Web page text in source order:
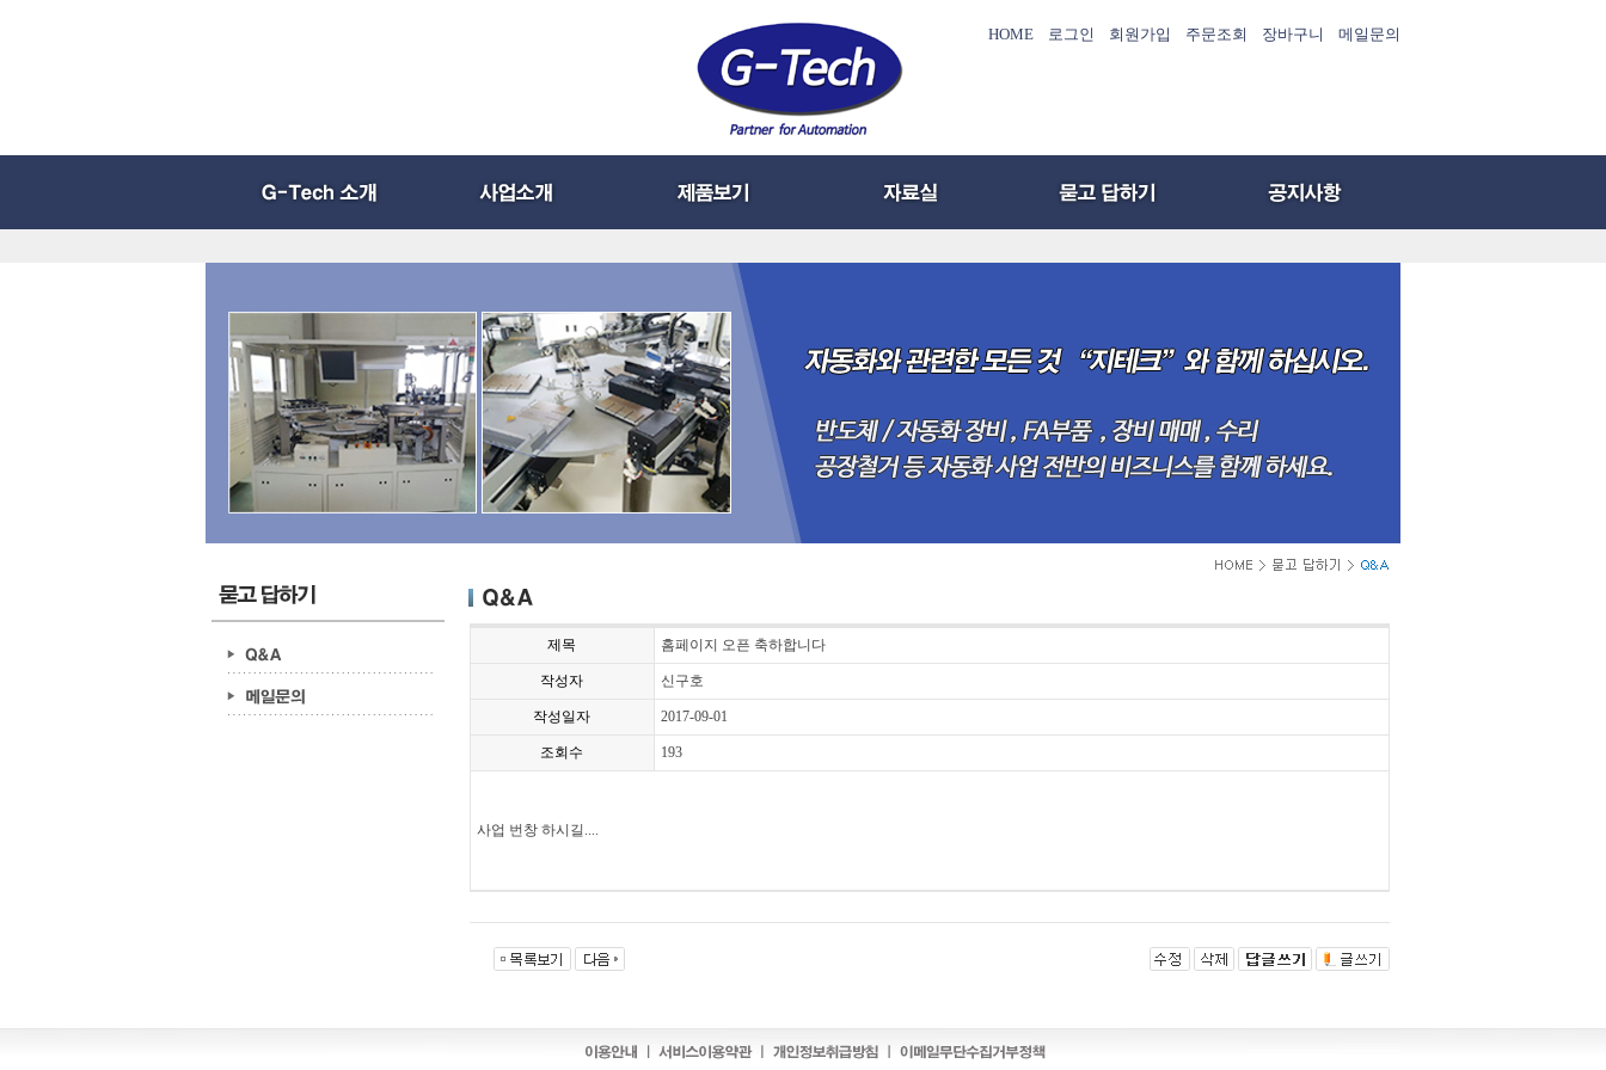
HOME 로그인 회원가입 주문조회 장바구니 메일문의
제목 홈페이지 오픈 축하합니다
작성자 신구호
작성일자 2017-09-01
조회수 193
사업 번창 하시길....